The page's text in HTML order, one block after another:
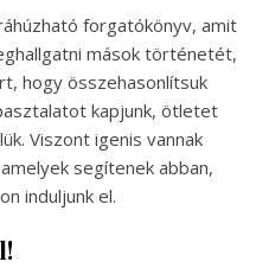
forgatókönyv, amit
mások történetét,
hogy összehasonlítsuk
kapjunk, ötletet
Viszont igenis vannak
segítenek abban,
induljunk el.